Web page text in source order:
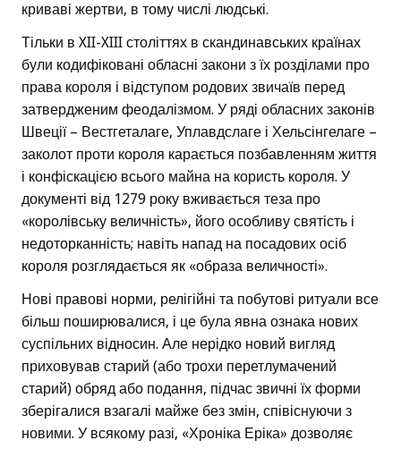
криваві жертви, в тому числі людські.
Тільки в XII-XIII століттях в скандинавських країнах
були кодифіковані обласні закони з їх розділами про
права короля і відступом родових звичаїв перед
затвердженим феодалізмом. У ряді обласних законів
Швеції – Вестгеталаге, Уплавдслаге і Хельсінгелаге –
заколот проти короля карається позбавленням життя
і конфіскацією всього майна на користь короля. У
документі від 1279 року вживається теза про
«королівську величність», його особливу святість і
недоторканність; навіть напад на посадових осіб
короля розглядається як «образа величності».
Нові правові норми, релігійні та побутові ритуали все
більш поширювалися, і це була явна ознака нових
суспільних відносин. Але нерідко новий вигляд
приховував старий (або трохи перетлумачений
старий) обряд або подання, підчас звичні їх форми
зберігалися взагалі майже без змін, співіснуючи з
новими. У всякому разі, «Хроніка Еріка» дозволяє